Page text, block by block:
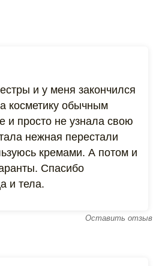
и у меня закончился
косметику обычным
и просто не узнала свою
нежная перестали
кремами. А потом и
Спасибо
и тела.
Оставить отзыв